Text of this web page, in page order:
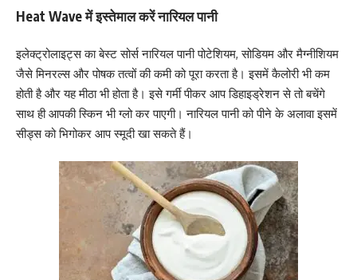
Heat Wave में इस्तेमाल करें नारियल पानी
इलेक्ट्रोलाइट्स का बेस्ट सोर्स नारियल पानी पोटेशियम, सोडियम और मैग्नीशियम
जैसे मिनरल्स और पोषक तत्वों की कमी को पूरा करता है। इसमें कैलोरी भी कम
होती है और यह मीठा भी होता है। इसे गर्मी पीकर आप डिहाइड्रेशन से तो बचेंगे
साथ ही आपकी स्किन भी ग्लो कर पाएगी। नारियल पानी को पीने के अलावा इसमें
सीड्स को भिगोकर आप स्मूदी खा सकते हैं।